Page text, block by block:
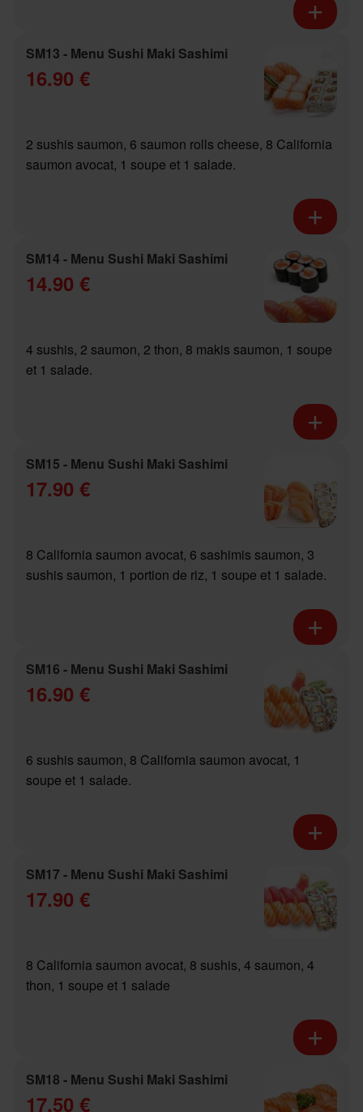
SM13 - Menu Sushi Maki Sashimi
16.90 €
2 sushis saumon, 6 saumon rolls cheese, 8 California
saumon avocat, 1 soupe et 1 salade.
SM14 - Menu Sushi Maki Sashimi
14.90 €
4 sushis, 2 saumon, 2 thon, 8 makis saumon, 1 soupe
et 1 salade.
SM15 - Menu Sushi Maki Sashimi
17.90 €
8 California saumon avocat, 6 sashimis saumon, 3
sushis saumon, 1 portion de riz, 1 soupe et 1 salade.
SM16 - Menu Sushi Maki Sashimi
16.90 €
6 sushis saumon, 8 California saumon avocat, 1
soupe et 1 salade.
SM17 - Menu Sushi Maki Sashimi
17.90 €
8 California saumon avocat, 8 sushis, 4 saumon, 4
thon, 1 soupe et 1 salade
SM18 - Menu Sushi Maki Sashimi
17.50 €